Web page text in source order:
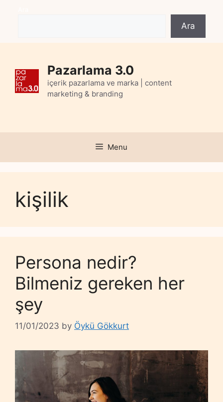
Ara
Pazarlama 3.0
içerik pazarlama ve marka | content
marketing & branding
Menu
kişilik
Persona nedir?
Bilmeniz gereken her
şey
11/01/2023 by Öykü Gökkurt